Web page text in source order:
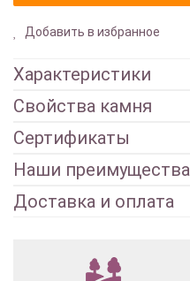
Добавить в избранное
Характеристики
Свойства камня
Сертификаты
Наши преимущества
Доставка и оплата